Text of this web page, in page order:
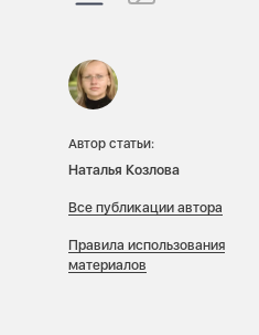
Автор статьи:
Наталья Козлова
Все публикации автора
Правила использования
материалов